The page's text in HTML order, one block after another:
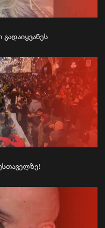
გადაიყვანეს